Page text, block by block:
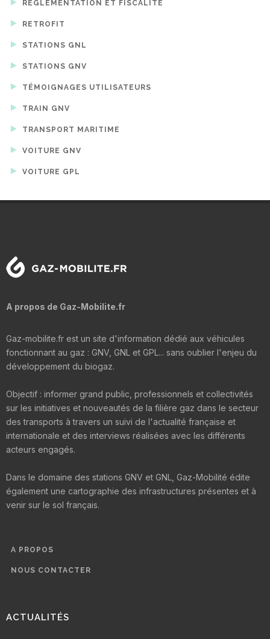
RÉGLEMENTATION ET FISCALITÉ
RETROFIT
STATIONS GNL
STATIONS GNV
TÉMOIGNAGES UTILISATEURS
TRAIN GNV
TRANSPORT MARITIME
VOITURE GNV
VOITURE GPL
A propos de Gaz-Mobilite.fr
Gaz-mobilite.fr est un site d'information dédié aux véhicules
fonctionnant au gaz : GNV, GNL et GPL... sans oublier l'enjeu du
développement du biogaz.
Objectif : informer grand public, professionnels et collectivités
sur les initiatives et nouveautés de la filière gaz dans le secteur
des transports à travers un suivi de l'actualité française et
internationale et des interviews réalisées avec les différents
acteurs engagés.
Dans le domaine des stations GNV et GNL, Gaz-Mobilité édite
également une cartographie des infrastructures présentes et à
venir sur le sol français.
A PROPOS
NOUS CONTACTER
ACTUALITÉS